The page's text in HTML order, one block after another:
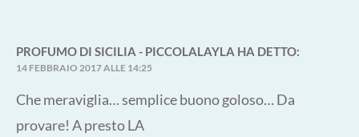
PROFUMO DI SICILIA - PICCOLALAYLA HA DETTO:
14 FEBBRAIO 2017 ALLE 14:25
Che meraviglia… semplice buono goloso… Da
provare! A presto LA